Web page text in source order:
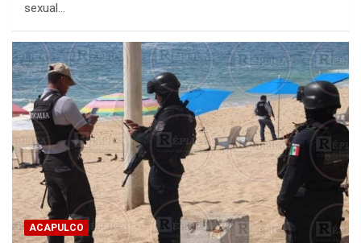
sexual…
ACAPULCO